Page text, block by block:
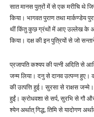
सात मानस पुत्रों में से एक मरीचि थे
किया। भागवत पुराण तथा मार्कण्डेय
थीं किंतु कुछ ग्रंथों में आए उल्लेख के
किया। दक्ष की इन पुत्रियों से जो
प्रजापति कश्यप की पत्नी अदिति से
जन्म लिया। दनु से दानव उत्पन्न हुए।
की उत्पत्ति हुई। सुरसा से राक्षस
हुईं। क्रोधवशा से सर्प, सुरभि से गौ
श्येन अर्थात् गिद्ध, तिमि से यादोगण